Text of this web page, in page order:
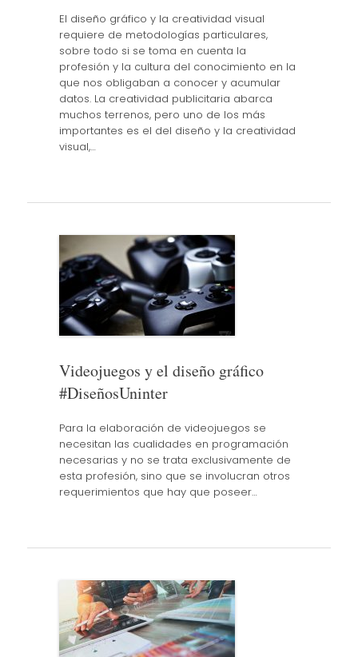
El diseño gráfico y la creatividad visual
requiere de metodologías particulares,
sobre todo si se toma en cuenta la
profesión y la cultura del conocimiento en la
que nos obligaban a conocer y acumular
datos. La creatividad publicitaria abarca
muchos terrenos, pero uno de los más
importantes es el del diseño y la creatividad
visual,…
Videojuegos y el diseño gráfico
#DiseñosUninter
Para la elaboración de videojuegos se
necesitan las cualidades en programación
necesarias y no se trata exclusivamente de
esta profesión, sino que se involucran otros
requerimientos que hay que poseer…